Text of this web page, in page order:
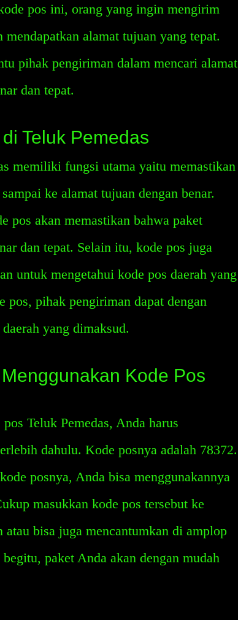
pos ini, orang yang ingin mengirim
mendapatkan alamat tujuan yang tepat.
pihak pengiriman dalam mencari alamat
dan tepat.
Teluk Pemedas
memiliki fungsi utama yaitu memastikan
ke alamat tujuan dengan benar.
pos akan memastikan bahwa paket
dan tepat. Selain itu, kode pos juga
untuk mengetahui kode pos daerah yang
pos, pihak pengiriman dapat dengan
yang dimaksud.
Kode Pos
Teluk Pemedas, Anda harus
dahulu. Kode posnya adalah 78372.
posnya, Anda bisa menggunakannya
masukkan kode pos tersebut ke
bisa juga mencantumkan di amplop
paket Anda akan dengan mudah